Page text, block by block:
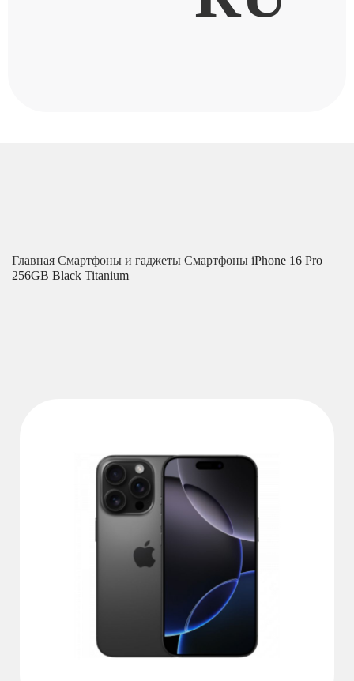
Главная Смартфоны и гаджеты Смартфоны iPhone 16 Pro
256GB Black Titanium